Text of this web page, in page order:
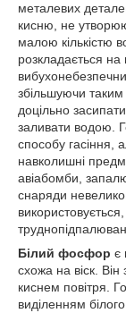
металевих
кисню, не
малою кількістю
розкладається
збільшуючи таким
доцільно
заливати водою.
способу
навколишні
авіабомби,
снаряди
Білий фосфор є
схожа на віск.
киснем повітря.
виділенням